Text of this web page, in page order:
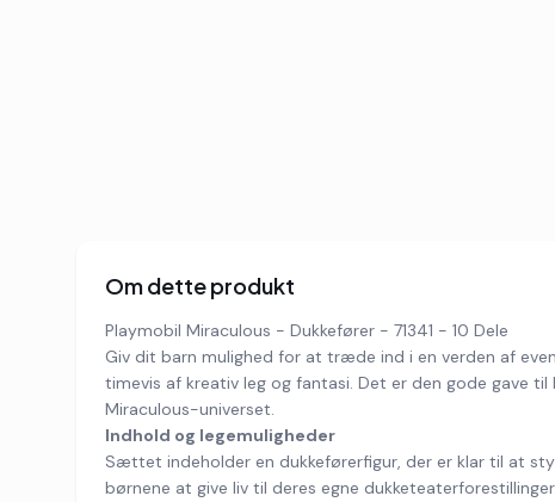
Om dette produkt
Playmobil Miraculous - Dukkefører - 71341 - 10 Dele
Giv dit barn mulighed for at træde ind i en verden af
timevis af kreativ leg og fantasi. Det er den gode gave
Miraculous-universet.
Indhold og legemuligheder
Sættet indeholder en dukkeførerfigur, der er klar til at
børnene at give liv til deres egne